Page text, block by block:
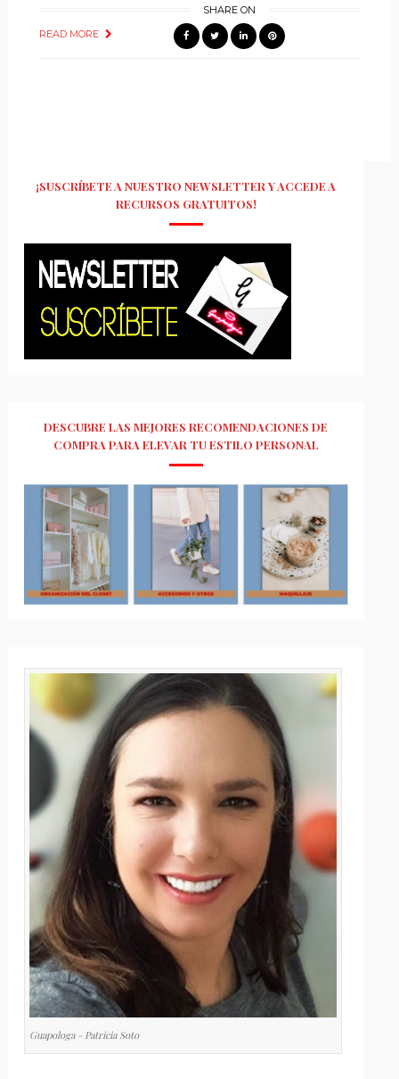
READ MORE
SHARE ON
¡SUSCRÍBETE A NUESTRO NEWSLETTER Y ACCEDE A
RECURSOS GRATUITOS!
DESCUBRE LAS MEJORES RECOMENDACIONES DE
COMPRA PARA ELEVAR TU ESTILO PERSONAL
Guapologa - Patricia Soto